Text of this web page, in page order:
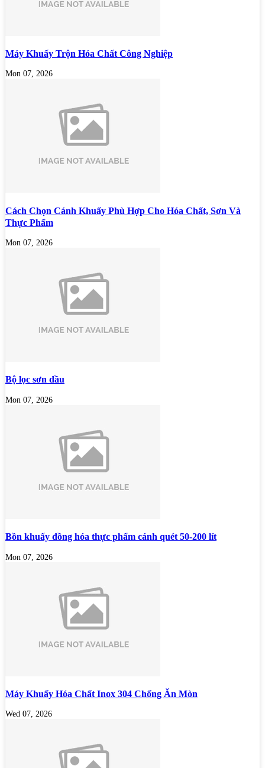
Máy Khuấy Trộn Hóa Chất Công Nghiệp
Mon 07, 2026
Cách Chọn Cánh Khuấy Phù Hợp Cho Hóa Chất, Sơn Và
Thực Phẩm
Mon 07, 2026
Bộ lọc sơn dầu
Mon 07, 2026
Bồn khuấy đồng hóa thực phẩm cánh quét 50-200 lít
Mon 07, 2026
Máy Khuấy Hóa Chất Inox 304 Chống Ăn Mòn
Wed 07, 2026